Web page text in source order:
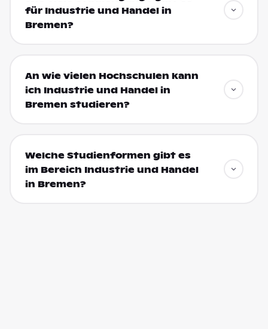
für Industrie und Handel in
Bremen?
An wie vielen Hochschulen kann
ich Industrie und Handel in
Bremen studieren?
Welche Studienformen gibt es
im Bereich Industrie und Handel
in Bremen?